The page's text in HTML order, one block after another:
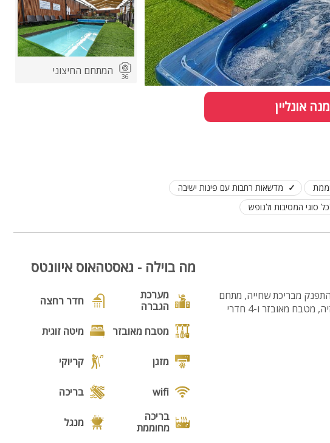
36 המתחם החיצוני
אונליין
מדשאות רחבות עם פינות ישיבה
סוגי המסיבות ולנופש
מבריכת שחייה, מתחם
מדשאות ענק עם פינות ישיבה ומיטות שיזוף, סלון מפואר עם מערכת ישיבה ולטלוויזיה, מטבח מאובזר ו-4 חדרי
מה בוילה - גאסטהאוס איוונטס
מערכת
הגברה
חדר רחצה
מטבח מאובזר מיטה זוגית
מזגן קריוקי
wifi
בריכה
בריכה
מחוממת
מנגל